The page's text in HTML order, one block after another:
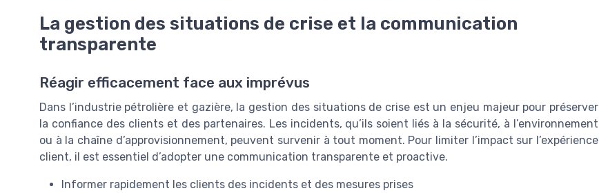
La gestion des situations de crise et la communication
transparente
Réagir efficacement face aux imprévus
Dans l’industrie pétrolière et gazière, la gestion des situations de crise est un enjeu majeur pour préserver
la confiance des clients et des partenaires. Les incidents, qu’ils soient liés à la sécurité, à l’environnement
ou à la chaîne d’approvisionnement, peuvent survenir à tout moment. Pour limiter l’impact sur l’expérience
client, il est essentiel d’adopter une communication transparente et proactive.
Informer rapidement les clients des incidents et des mesures prises